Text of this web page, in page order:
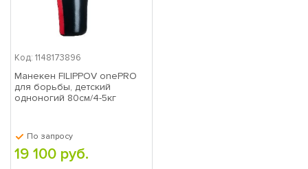
Код: 1148173896
Манекен FILIPPOV onePRO
для борьбы, детский
одноногий 80см/4-5кг
По запросу
19 100 руб.